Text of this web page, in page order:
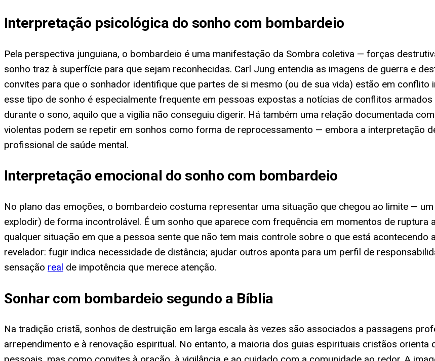
Interpretação psicológica do sonho com bombardeio
Pela perspectiva junguiana, o bombardeio é uma manifestação da Sombra coletiva — forças
sonho traz à superfície para que sejam reconhecidas. Carl Jung entendia as imagens de guerra e
convites para que o sonhador identifique que partes de si mesmo (ou de sua vida) estão em
esse tipo de sonho é especialmente frequente em pessoas expostas a notícias de conflitos
durante o sono, aquilo que a vigília não conseguiu digerir. Há também uma relação documentada
violentas podem se repetir em sonhos como forma de reprocessamento — embora a interpretação
profissional de saúde mental.
Interpretação emocional do sonho com bombardeio
No plano das emoções, o bombardeio costuma representar uma situação que chegou ao limite —
explodir) de forma incontrolável. É um sonho que aparece com frequência em momentos de
qualquer situação em que a pessoa sente que não tem mais controle sobre o que está acontecendo
revelador: fugir indica necessidade de distância; ajudar outros aponta para um perfil de
sensação real de impotência que merece atenção.
Sonhar com bombardeio segundo a Bíblia
Na tradição cristã, sonhos de destruição em larga escala às vezes são associados a passagens
arrependimento e à renovação espiritual. No entanto, a maioria dos guias espirituais cristãos